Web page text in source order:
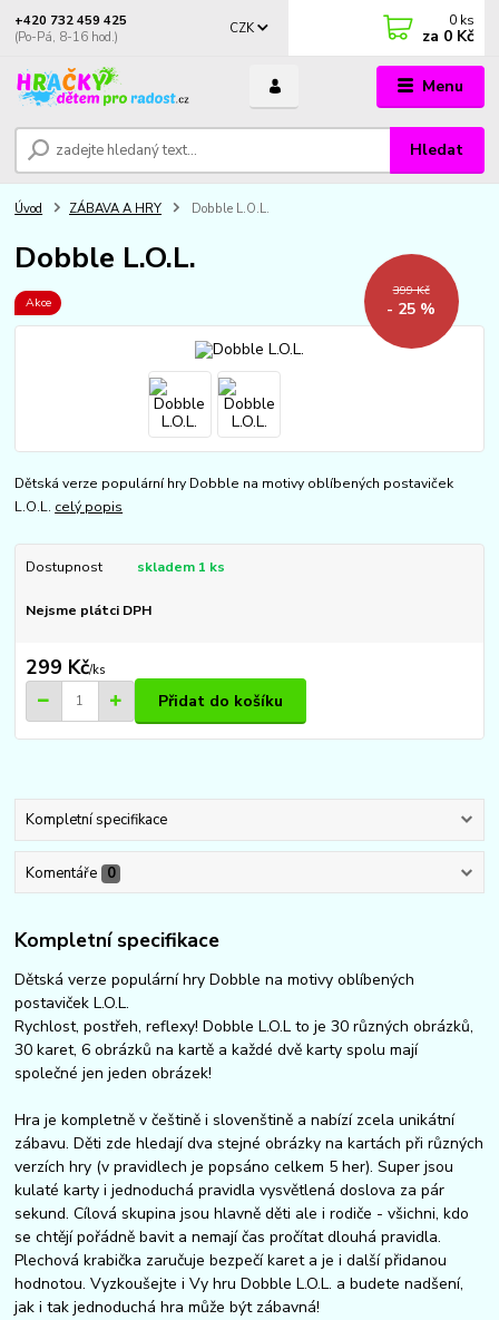
Menu
CZK
Hledat
+420 732 459 425
(Po-Pá, 8-16 hod.)
0 ks
za 0 Kč
Úvod ZÁBAVA A HRY Dobble L.O.L.
Dobble L.O.L.
Akce
399 Kč
- 25 %
Dětská verze populární hry Dobble na motivy oblíbených postaviček
L.O.L. celý popis
Dostupnost skladem 1 ks
Nejsme plátci DPH
299 Kč/ks
Přidat do košíku
Kompletní specifikace
Komentáře 0
Kompletní specifikace
Dětská verze populární hry Dobble na motivy oblíbených
postaviček L.O.L.
Rychlost, postřeh, reflexy! Dobble L.O.L to je 30 různých obrázků,
30 karet, 6 obrázků na kartě a každé dvě karty spolu mají
společné jen jeden obrázek!
Hra je kompletně v češtině i slovenštině a nabízí zcela unikátní
zábavu. Děti zde hledají dva stejné obrázky na kartách při různých
verzích hry (v pravidlech je popsáno celkem 5 her). Super jsou
kulaté karty i jednoduchá pravidla vysvětlená doslova za pár
sekund. Cílová skupina jsou hlavně děti ale i rodiče - všichni, kdo
se chtějí pořádně bavit a nemají čas pročítat dlouhá pravidla.
Plechová krabička zaručuje bezpečí karet a je i další přidanou
hodnotou. Vyzkoušejte i Vy hru Dobble L.O.L. a budete nadšení,
jak i tak jednoduchá hra může být zábavná!